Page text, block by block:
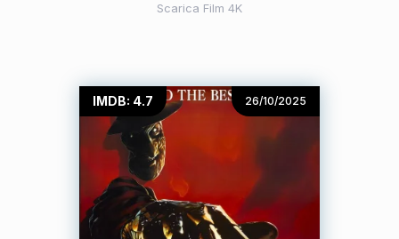
Scarica Film 4K
IMDB: 4.7 26/10/2025